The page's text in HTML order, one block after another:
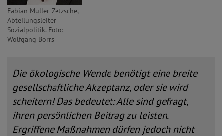
Fabian Müller-Zetzsche,
Abteilungsleiter
Sozialpolitik. Foto:
Wolfgang Borrs
Die ökologische Wende benötigt eine breite
gesellschaftliche Akzeptanz, oder sie wird
scheitern! Das bedeutet: Alle sind gefragt,
ihren persönlichen Beitrag zu leisten.
Ergriffene Maßnahmen dürfen jedoch nicht